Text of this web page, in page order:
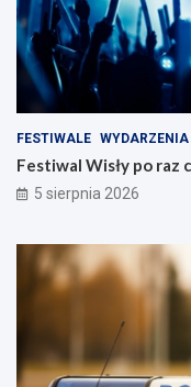
FESTIWALE WYDARZENIA
Festiwal Wisły po raz
5 sierpnia 2026